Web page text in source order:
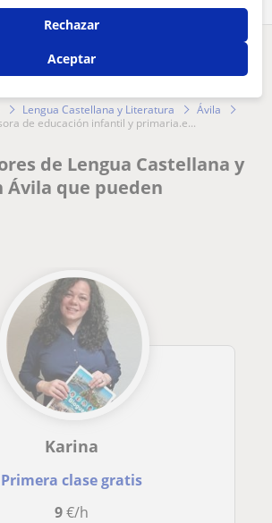
en este perfil?
Lengua Castellana y Literatura
Ávila
de educación infantil y primaria.e...
de Lengua Castellana y
que pueden
Karina
Primera clase gratis
9€/h
Rechazar
Aceptar